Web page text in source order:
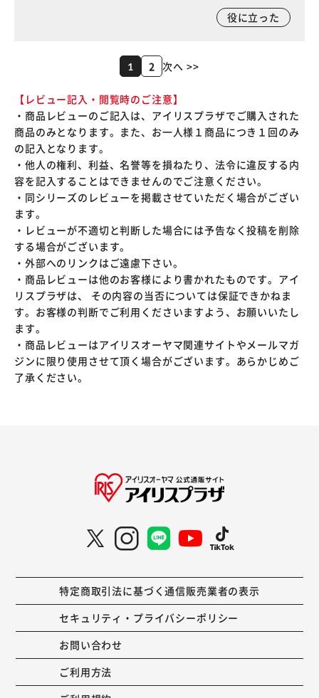
役に立った
1 2 次へ >>
【レビュー記入・閲覧時のご注意】
・商品レビューのご記入は、アイリスプラザでご購入された
商品のみとなります。また、お一人様１商品につき１回のみ
の記入となります。
・他人の権利、利益、名誉等を損ねたり、法令に違反する内
容を記入することはできませんのでご注意ください。
・同シリーズのレビューを掲載させていただく場合がござい
ます。
・レビューが不適切と判断した場合には予告なく投稿を削除
する場合がございます。
・外部へのリンクはご遠慮下さい。
・商品レビューは他のお客様により書かれたものです。アイ
リスプラザは、 その内容の当否については保証できかねま
す。お客様の判断でご利用くださいますよう、お願いいたし
ます。
・商品レビューはアイリスオーヤマ関連サイトやメールマガ
ジンに限り使用させて頂く場合がございます。あらかじめご
了承ください。
特定商取引法に基づく通信販売業者の表示
セキュリティ・プライバシーポリシー
お問い合わせ
ご利用方法